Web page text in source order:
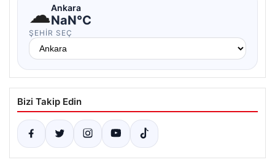
☁Ankara
NaN°C
ŞEHIR SEÇ
Bizi Takip Edin